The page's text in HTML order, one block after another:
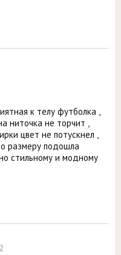
к телу футболка ,
ниточка не торчит ,
цвет не потускнел ,
размеру подошла
стильному и модному